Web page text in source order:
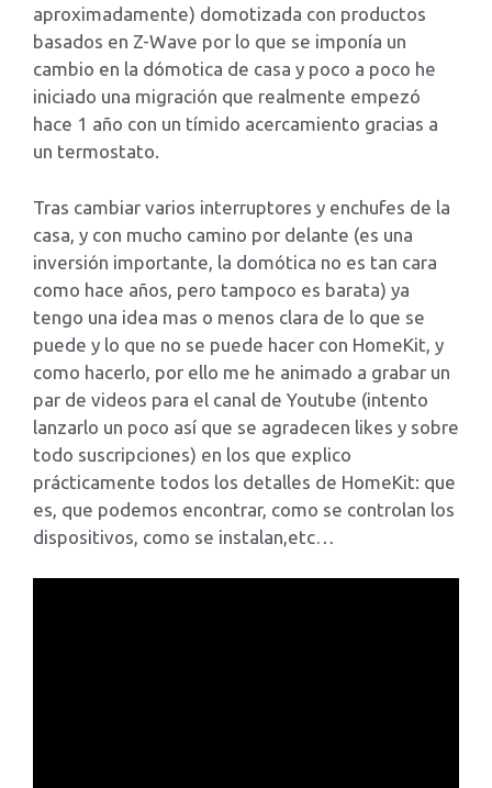
aproximadamente) domotizada con productos
basados en Z-Wave por lo que se imponía un
cambio en la dómotica de casa y poco a poco he
iniciado una migración que realmente empezó
hace 1 año con un tímido acercamiento gracias a
un termostato.
Tras cambiar varios interruptores y enchufes de la
casa, y con mucho camino por delante (es una
inversión importante, la domótica no es tan cara
como hace años, pero tampoco es barata) ya
tengo una idea mas o menos clara de lo que se
puede y lo que no se puede hacer con HomeKit, y
como hacerlo, por ello me he animado a grabar un
par de videos para el canal de Youtube (intento
lanzarlo un poco así que se agradecen likes y sobre
todo suscripciones) en los que explico
prácticamente todos los detalles de HomeKit: que
es, que podemos encontrar, como se controlan los
dispositivos, como se instalan,etc…